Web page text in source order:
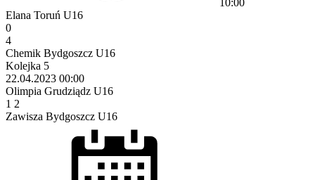
10:00
Elana Toruń U16
0
4
Chemik Bydgoszcz U16
Kolejka 5
22.04.2023 00:00
Olimpia Grudziądz U16
1 2
Zawisza Bydgoszcz U16